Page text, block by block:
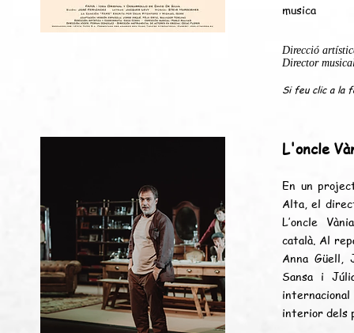
musica
Direcció
Director
Si feu clic a la
L'oncle
En un
Alta, el
L’oncle
català. Al
Anna Güell,
Sansa i
internacional
interior dels